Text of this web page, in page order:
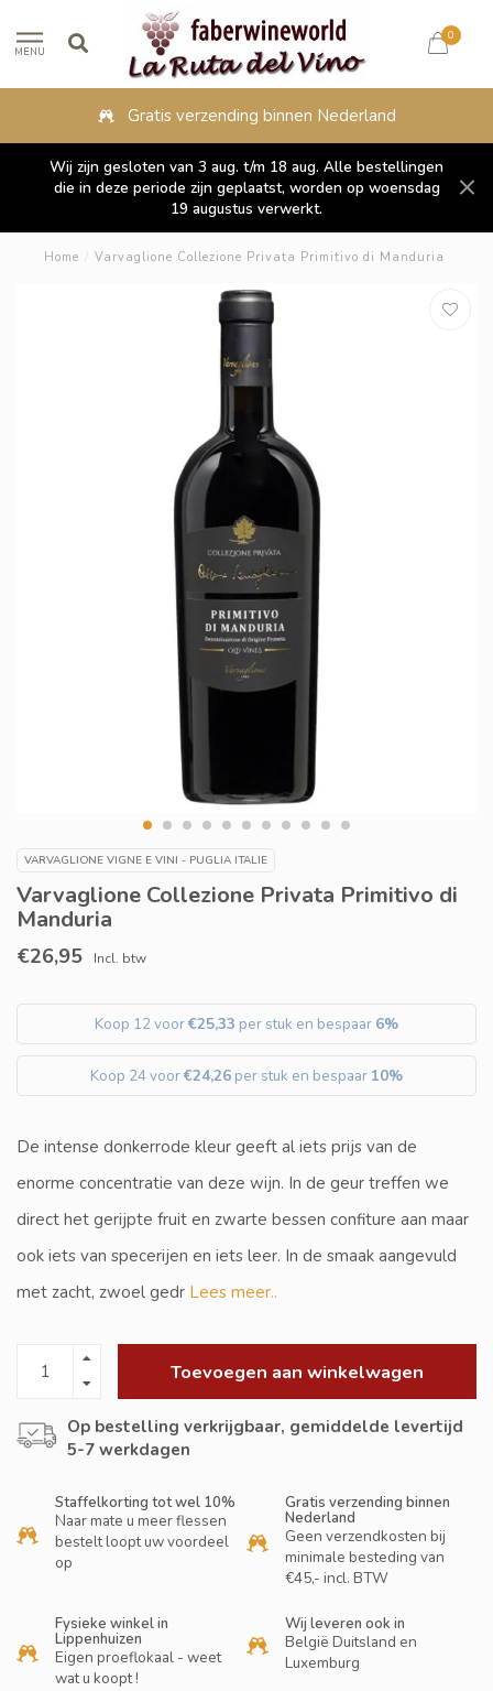
MENU
0
Gratis verzending binnen Nederland
Wij zijn gesloten van 3 aug. t/m 18 aug. Alle bestellingen
die in deze periode zijn geplaatst, worden op woensdag
19 augustus verwerkt.
Home / Varvaglione Collezione Privata Primitivo di Manduria
VARVAGLIONE VIGNE E VINI - PUGLIA ITALIE
Varvaglione Collezione Privata Primitivo di
Manduria
€26,95 Incl. btw
Koop 12 voor€25,33 per stuk en bespaar 6%
Koop 24 voor€24,26 per stuk en bespaar 10%
De intense donkerrode kleur geeft al iets prijs van de
enorme concentratie van deze wijn. In de geur treffen we
direct het gerijpte fruit en zwarte bessen confiture aan maar
ook iets van specerijen en iets leer. In de smaak aangevuld
met zacht, zwoel gedr Lees meer..
Toevoegen aan winkelwagen
Op bestelling verkrijgbaar, gemiddelde levertijd
5-7 werkdagen
Staffelkorting tot wel 10%
Naar mate u meer flessen
bestelt loopt uw voordeel
op
Gratis verzending binnen
Nederland
Geen verzendkosten bij
minimale besteding van
€45,- incl. BTW
Fysieke winkel in
Lippenhuizen
Eigen proeflokaal - weet
wat u koopt !
Wij leveren ook in
België Duitsland en
Luxemburg